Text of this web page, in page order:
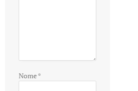
Nome*